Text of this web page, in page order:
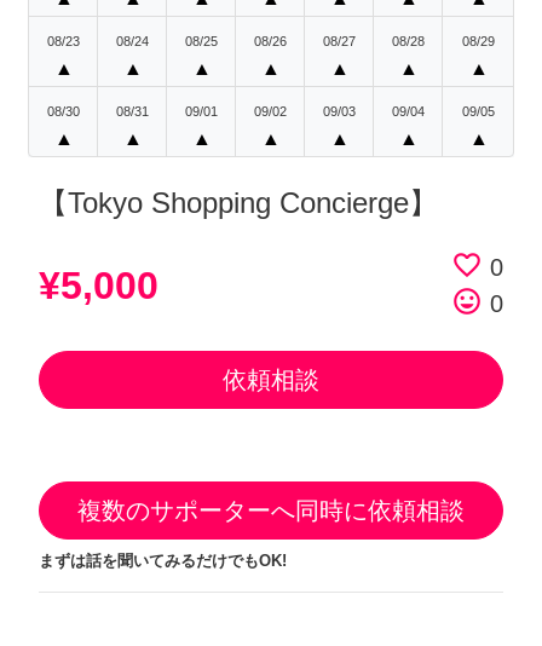
08/23
▲
08/24
▲
08/25
▲
08/26
▲
08/27
▲
08/28
▲
08/29
▲
08/30
▲
08/31
▲
09/01
▲
09/02
▲
09/03
▲
09/04
▲
09/05
▲
【Tokyo Shopping Concierge】
¥5,000 favorite_border 0
tag_faces 0
依頼相談
複数のサポーターへ同時に依頼相談
まずは話を聞いてみるだけでもOK!